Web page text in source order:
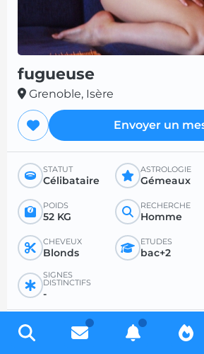
fugueuse
Grenoble, Isère
Envoyer un
STATUT
Célibataire
ASTROLOGIE
Gémeaux
POIDS
52 KG
RECHERCHE
Homme
CHEVEUX
Blonds
ÉTUDES
bac+2
SIGNES
DISTINCTIFS
-
PROFIL RECHERCHÉ